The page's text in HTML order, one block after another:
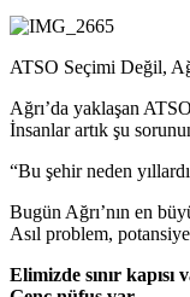
ATSO Seçimi Değil,
Ağrı’da yaklaşan
İnsanlar artık şu
“Bu şehir neden
Bugün Ağrı’nın en
Asıl problem,
Elimizde sınır kapısı